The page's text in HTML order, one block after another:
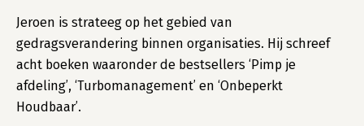
Jeroen is strateeg op het gebied van
gedragsverandering binnen organisaties. Hij schreef
acht boeken waaronder de bestsellers ‘Pimp je
afdeling’, ‘Turbomanagement’ en ‘Onbeperkt
Houdbaar’.